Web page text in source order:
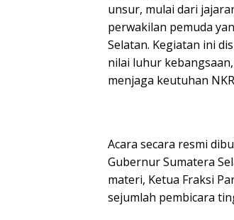
unsur, mulai dari
perwakilan pemuda
Selatan. Kegiatan ini
nilai luhur
menjaga keutuhan
Acara secara resmi
Gubernur Sumatera
materi, Ketua Fraksi
sejumlah pembicara